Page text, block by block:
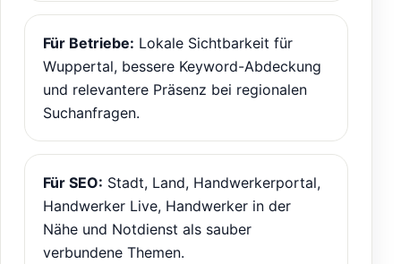
Für Betriebe: Lokale Sichtbarkeit für
Wuppertal, bessere Keyword-Abdeckung
und relevantere Präsenz bei regionalen
Suchanfragen.
Für SEO: Stadt, Land, Handwerkerportal,
Handwerker Live, Handwerker in der
Nähe und Notdienst als sauber
verbundene Themen.